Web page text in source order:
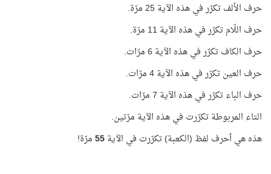
حرف الألف تكرّر في هذه الآية 25 مرّة.
حرف اللّام تكرّر في هذه الآية 11 مرّة.
حرف الكاف تكرّر في هذه الآية 6 مرّات.
حرف العين تكرّر في هذه الآية 4 مرّات.
حرف الباء تكرّر في هذه الآية 7 مرّات.
التاء المربوطة تكرّرت في هذه الآية مرّتين.
هذه هي أحرف لفظ (الكعبة) تكرّرت في الآية55مرّة!